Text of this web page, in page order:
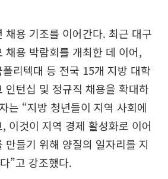
채용 기조를 이어간다. 최근 대구
채용 박람회를 개최한 데 이어,
폴리텍대 등 전국 15개 지방 대학
인턴십 및 정규직 채용을 확대하
는 “지방 청년들이 지역 사회에
이것이 지역 경제 활성화로 이어
만들기 위해 양질의 일자리를 지
”고 강조했다.